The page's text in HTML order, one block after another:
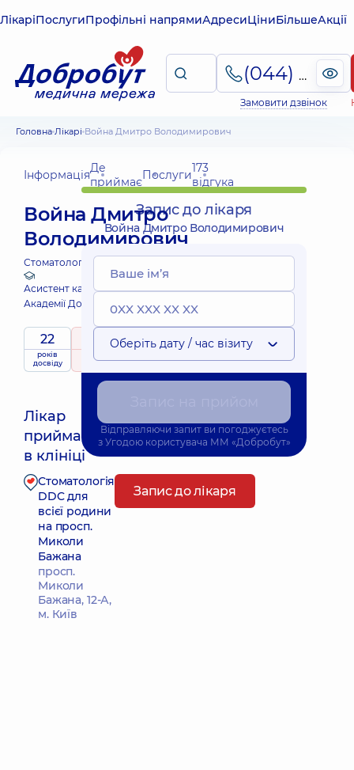
ЛікаріПослугиПрофільні напрямиАдресиЦіниБільшеАкції
(044) 495-2-888
Замовити дзвінок
Головна Лікарі Война Дмитро Володимирович
ІнформаціяДе
приймаєПослуги173
відгука
Война Дмитро
Володимирович
Стоматолог-ортопед;
Асистент кафедри стоматології
Академії Добробут
22
років
досвіду
5 / 5
173 відгука
Лікар
приймає
в клініці
Найближчий час прийому: 11.08.2026 10:20
Стоматологія
DDC для
всієї родини
на просп.
Миколи
Бажана
просп.
Миколи
Бажана, 12-А,
м. Київ
Запис до лікаря
Запис до лікаря
Война Дмитро Володимирович
Оберіть дату / час візиту
Відправляючи запит ви погоджуєтесь
з Угодою користувача ММ «Добробут»